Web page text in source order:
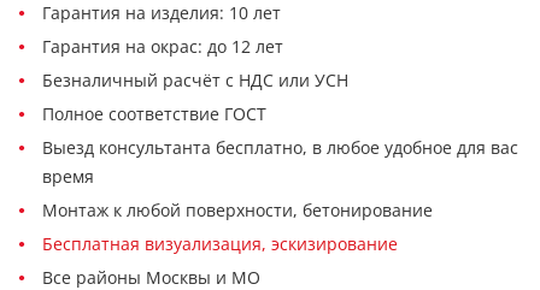
Гарантия на изделия: 10 лет
Гарантия на окрас: до 12 лет
Безналичный расчёт с НДС или УСН
Полное соответствие ГОСТ
Выезд консультанта бесплатно, в любое удобное для вас
время
Монтаж к любой поверхности, бетонирование
Бесплатная визуализация, эскизирование
Все районы Москвы и МО